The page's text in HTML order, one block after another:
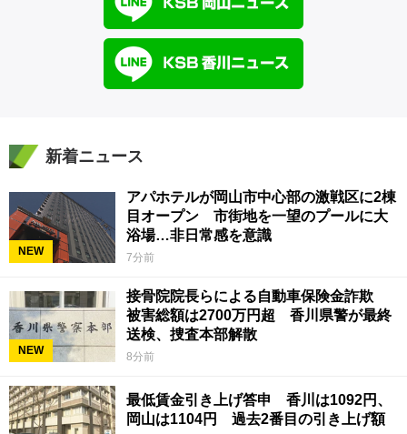
新着ニュース
NEW
アパホテルが岡山市中心部の激戦区に2棟
目オープン 市街地を一望のプールに大
浴場…非日常感を意識
7分前
NEW
接骨院院長らによる自動車保険金詐欺
被害総額は2700万円超 香川県警が最終
送検、捜査本部解散
8分前
最低賃金引き上げ答申 香川は1092円、
岡山は1104円 過去2番目の引き上げ額